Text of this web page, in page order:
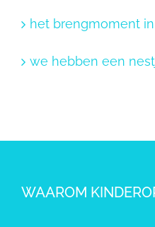
het brengmoment
we hebben een
WAAROM